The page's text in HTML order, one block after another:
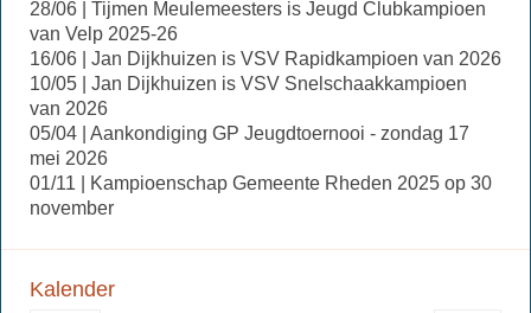
28/06 | Tijmen Meulemeesters is Jeugd Clubkampioen
van Velp 2025-26
16/06 | Jan Dijkhuizen is VSV Rapidkampioen van 2026
10/05 | Jan Dijkhuizen is VSV Snelschaakkampioen
van 2026
05/04 | Aankondiging GP Jeugdtoernooi - zondag 17
mei 2026
01/11 | Kampioenschap Gemeente Rheden 2025 op 30
november
Kalender